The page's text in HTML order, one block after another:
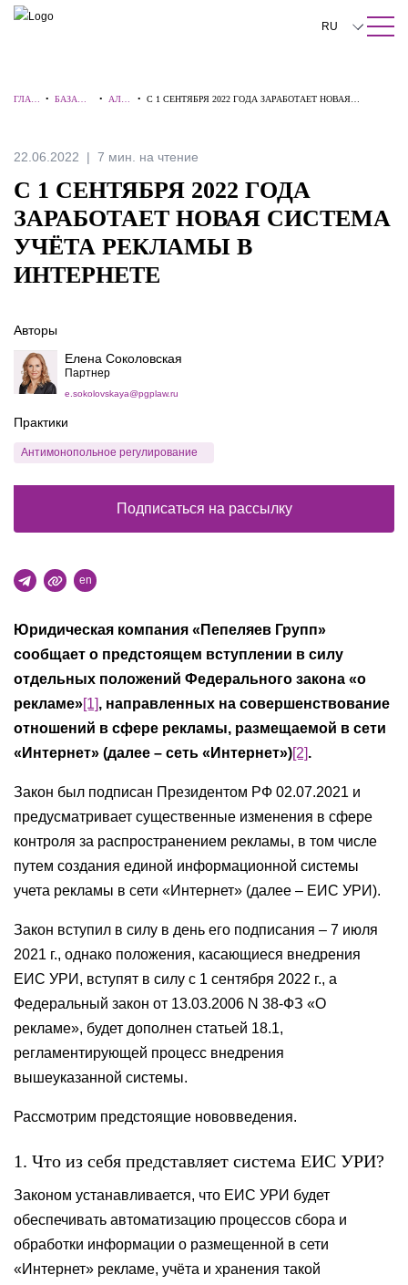
ПОИСК ПО САЙТУ Закрыть
RU
中文
Italiano
ГЛАВ
•БАЗА
•
АЛЕ
• С 1 СЕНТЯБРЯ 2022 ГОДА ЗАРАБОТАЕТ НОВАЯ
22.06.2022 7 мин. на чтение
С 1 СЕНТЯБРЯ 2022 ГОДА
ЗАРАБОТАЕТ НОВАЯ СИСТЕМА
УЧЁТА РЕКЛАМЫ В
ИНТЕРНЕТЕ
en
Юридическая компания «Пепеляев Групп»
сообщает о предстоящем вступлении в силу
отдельных положений Федерального закона «о
рекламе»[1], направленных на совершенствование
отношений в сфере рекламы, размещаемой в сети
«Интернет» (далее – сеть «Интернет»)[2].
Закон был подписан Президентом РФ 02.07.2021 и
предусматривает существенные изменения в сфере
контроля за распространением рекламы, в том числе
путем создания единой информационной системы
учета рекламы в сети «Интернет» (далее – ЕИС УРИ).
Закон вступил в силу в день его подписания – 7 июля
2021 г., однако положения, касающиеся внедрения
ЕИС УРИ, вступят в силу с 1 сентября 2022 г., а
Федеральный закон от 13.03.2006 N 38-ФЗ «О
рекламе», будет дополнен статьей 18.1,
регламентирующей процесс внедрения
вышеуказанной системы.
Рассмотрим предстоящие нововведения.
1. Что из себя представляет система ЕИС УРИ?
Законом устанавливается, что ЕИС УРИ будет
обеспечивать автоматизацию процессов сбора и
обработки информации о размещенной в сети
«Интернет» рекламе, учёта и хранения такой
Авторы
Елена Соколовская
Партнер
e.sokolovskaya@pgplaw.ru
Практики
Антимонопольное регулирование
Подписаться на рассылку